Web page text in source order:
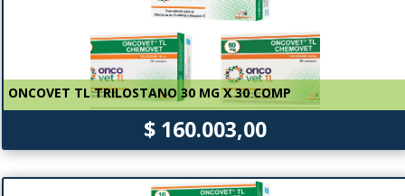
ONCOVET TL TRILOSTANO 30 MG X 30 COMP
$ 160.003,00